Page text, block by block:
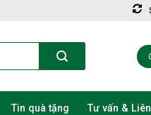
Tin quà tặng Tư vấn &